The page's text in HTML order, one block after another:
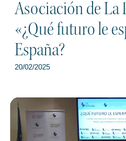
Asociación de La
«¿Qué futuro le
España?
20/02/2025